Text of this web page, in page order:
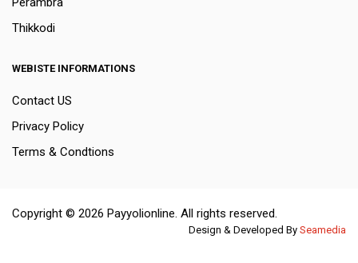
Thikkodi
WEBISTE INFORMATIONS
Contact US
Privacy Policy
Terms & Condtions
Copyright © 2026 Payyolionline. All rights reserved.
Design & Developed By Seamedia